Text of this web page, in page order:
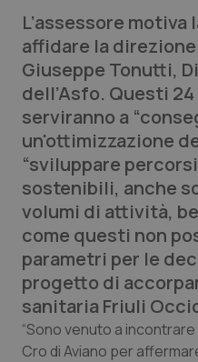
Lettere al direttore
Edizioni Regionali
QS Pro
Professionisti
Abruzzo
Basilicata
Calabria
Campania
QS Pro Gold
Artrite & artrosi
Asma & BPCO
Car-T
QS Club Newsletter
L’assessore
affidare la
Giuseppe Tonutti,
dell’Asfo. Questi
serviranno a
un'ottimizzazione
“sviluppare
sostenibili, anche
volumi di attività,
come questi non
parametri per le
progetto di
sanitaria Friuli
“Sono venuto a
Cro di Aviano per